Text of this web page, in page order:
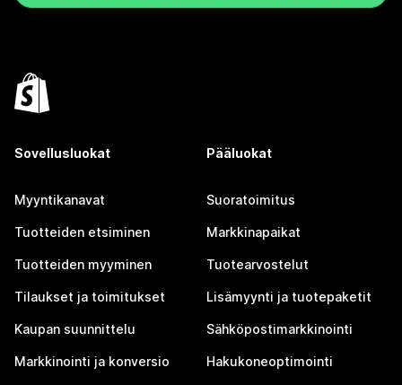
Sovellusluokat
Myyntikanavat
Tuotteiden etsiminen
Tuotteiden myyminen
Tilaukset ja toimitukset
Kaupan suunnittelu
Markkinointi ja konversio
Pääluokat
Suoratoimitus
Markkinapaikat
Tuotearvostelut
Lisämyynti ja tuotepaketit
Sähköpostimarkkinointi
Hakukoneoptimointi